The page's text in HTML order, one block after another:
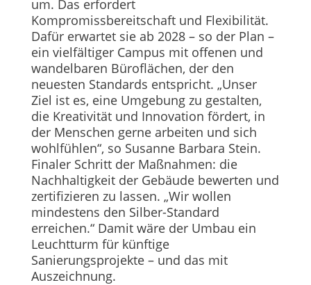
um. Das erfordert
Kompromissbereitschaft und Flexibilität.
Dafür erwartet sie ab 2028 – so der Plan –
ein vielfältiger Campus mit offenen und
wandelbaren Büroflächen, der den
neuesten Standards entspricht. „Unser
Ziel ist es, eine Umgebung zu gestalten,
die Kreativität und Innovation fördert, in
der Menschen gerne arbeiten und sich
wohlfühlen“, so Susanne Barbara Stein.
Finaler Schritt der Maßnahmen: die
Nachhaltigkeit der Gebäude bewerten und
zertifizieren zu lassen. „Wir wollen
mindestens den Silber-Standard
erreichen.“ Damit wäre der Umbau ein
Leuchtturm für künftige
Sanierungsprojekte – und das mit
Auszeichnung.